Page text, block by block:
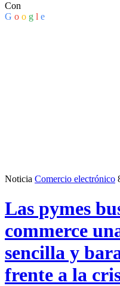
Con
G o o g l e
Noticia Comercio electrónico
Las pymes
commerce
sencilla y
frente a la